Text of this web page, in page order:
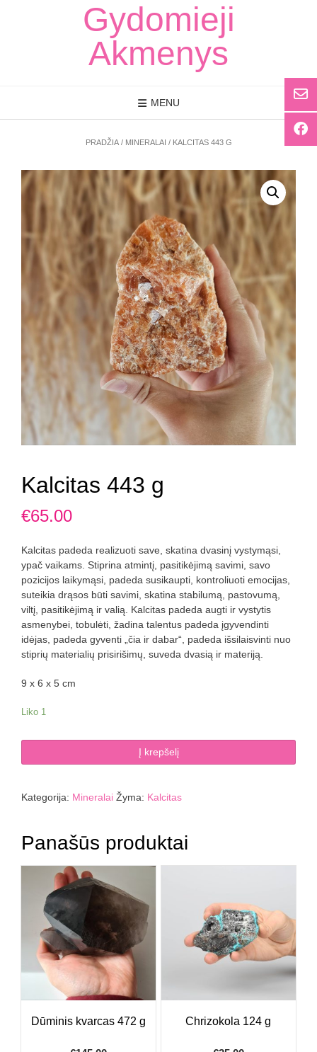
Gydomieji
Akmenys
MENU
PRADŽIA/ MINERALAI / KALCITAS 443 G
Kalcitas 443 g
€65.00
Kalcitas padeda realizuoti save, skatina dvasinį vystymąsi,
ypač vaikams. Stiprina atmintį, pasitikėjimą savimi, savo
pozicijos laikymąsi, padeda susikaupti, kontroliuoti emocijas,
suteikia drąsos būti savimi, skatina stabilumą, pastovumą,
viltį, pasitikėjimą ir valią. Kalcitas padeda augti ir vystytis
asmenybei, tobulėti, žadina talentus padeda įgyvendinti
idėjas, padeda gyventi „čia ir dabar“, padeda išsilaisvinti nuo
stiprių materialių prisirišimų, suveda dvasią ir materiją.
9 x 6 x 5 cm
Liko 1
kiekis:
Į krepšelį
Kategorija: Mineralai Žyma: Kalcitas
Panašūs produktai
Dūminis kvarcas 472 g Chrizokola 124 g